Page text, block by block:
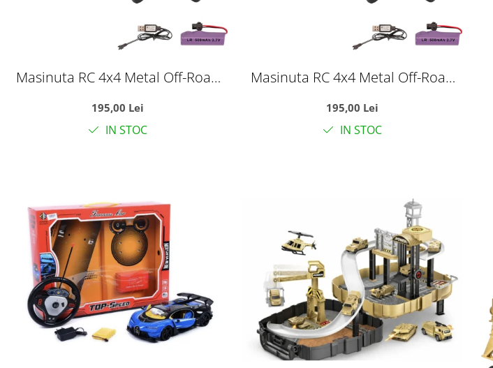
Masinuta RC 4x4 Metal Off-Road
roti crawler, rosu, +6 ani
195,00 Lei
IN STOC
Masinuta RC 4x4 Metal Off-Road
roti crawler, verde, +6 ani
195,00 Lei
IN STOC